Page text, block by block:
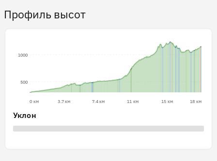
Профиль высот
500
1000
0 км 3.7 км 7.4 км 11 км 15 км 18 км
Уклон